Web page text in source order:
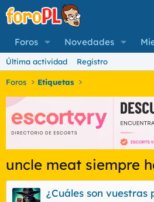
Foros Novedades
Última actividad Registro
Foros Etiquetas
uncle meat siempre
¿Cuáles son